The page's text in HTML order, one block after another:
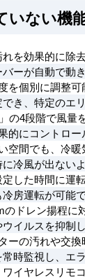
いない機
を効果的に除
バーが自動で動
を個別に調整可
き、特定のエ
の4段階で風
的にコントロー
空間でも、冷暖
冷風が出ない
した時間に運
房運転が可能
のドレン揚程に
イルスを抑制
ーの汚れや交換
時監視し、エ
ワイヤレスリモ